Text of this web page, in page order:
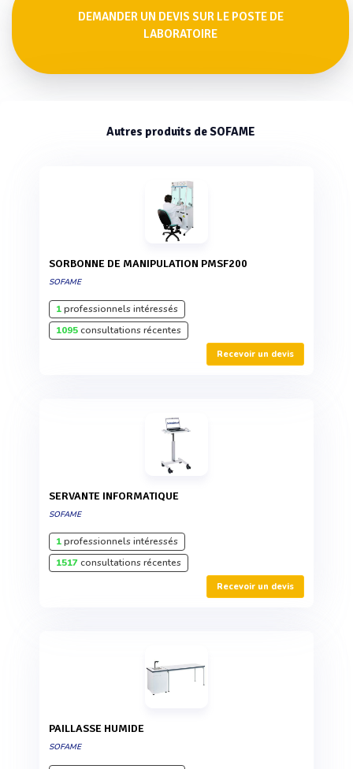
DEMANDER UN DEVIS SUR LE POSTE DE
LABORATOIRE
Autres produits de SOFAME
SORBONNE DE MANIPULATION PMSF200
SOFAME
1professionnels intéressés
1095consultations récentes
Recevoir un devis
SERVANTE INFORMATIQUE
SOFAME
1professionnels intéressés
1517consultations récentes
Recevoir un devis
PAILLASSE HUMIDE
SOFAME